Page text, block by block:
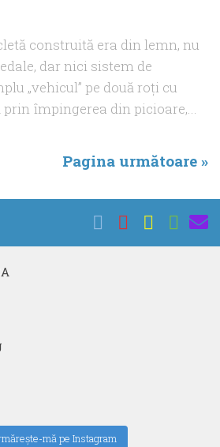
construită era din lemn, nu
dar nici sistem de
„vehicul” pe două roţi cu
împingerea din picioare,...
Pagina următoare »
mă pe Instagram